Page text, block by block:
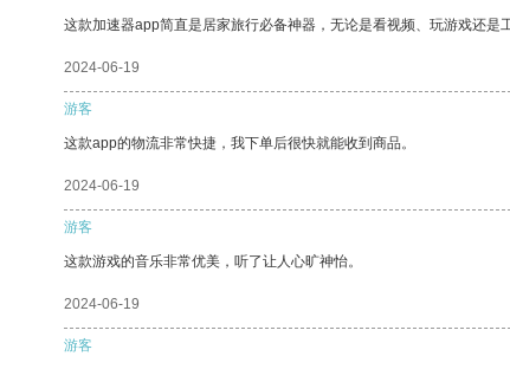
这款加速器app简直是居家旅行必备神器，无论是看视频、玩游戏还是
2024-06-19
游客
这款app的物流非常快捷，我下单后很快就能收到商品。
2024-06-19
游客
这款游戏的音乐非常优美，听了让人心旷神怡。
2024-06-19
游客